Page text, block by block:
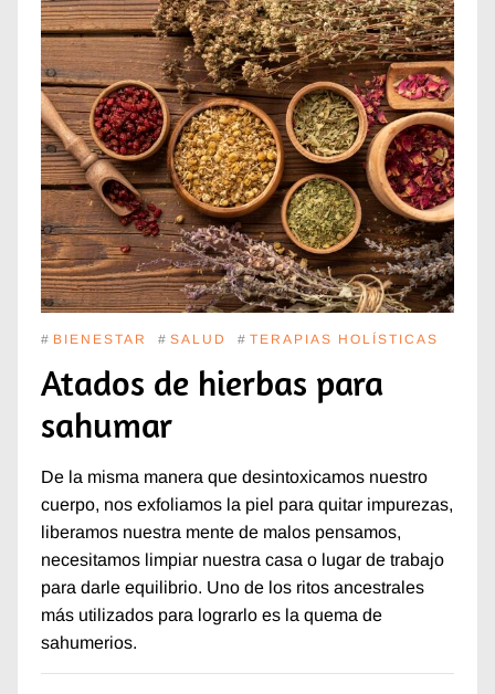
# BIENESTAR # SALUD # TERAPIAS HOLÍSTICAS
Atados de hierbas para
sahumar
De la misma manera que desintoxicamos nuestro
cuerpo, nos exfoliamos la piel para quitar impurezas,
liberamos nuestra mente de malos pensamos,
necesitamos limpiar nuestra casa o lugar de trabajo
para darle equilibrio. Uno de los ritos ancestrales
más utilizados para lograrlo es la quema de
sahumerios.